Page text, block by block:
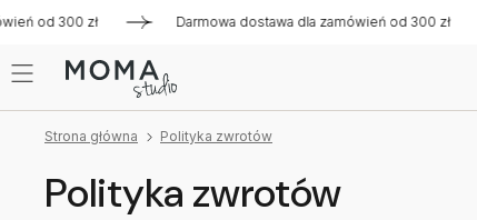
od 300 zł Darmowa dostawa dla zamówień od 300 zł
Strona główna Polityka zwrotów
Polityka zwrotów